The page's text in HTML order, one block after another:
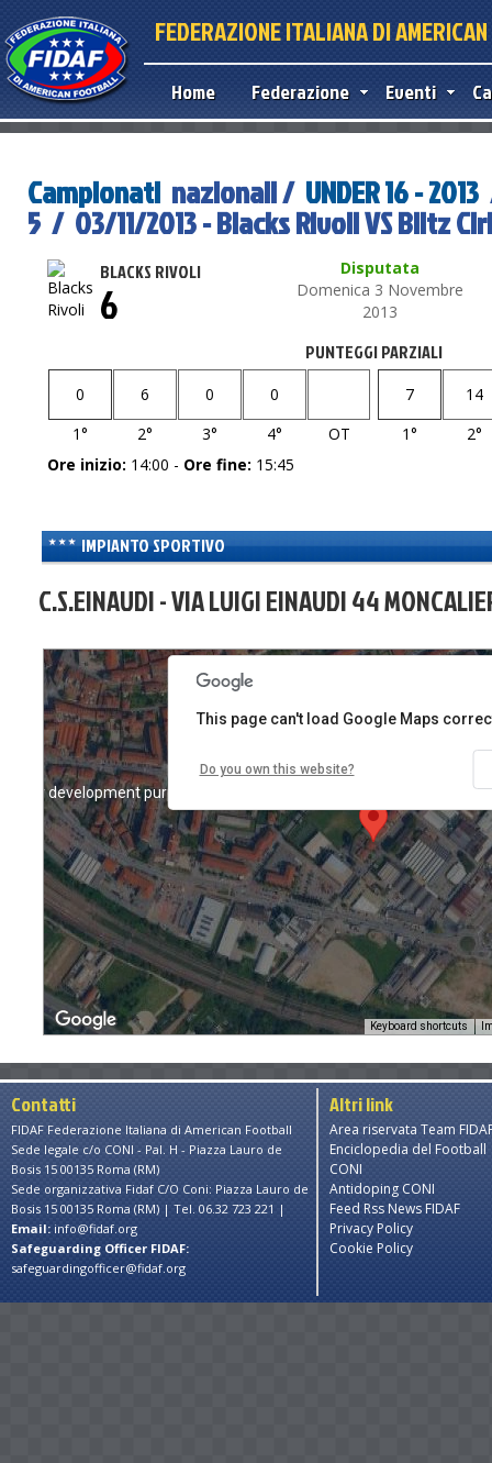
FEDERAZIONE ITALIANA DI
Home Federazione Eventi
Campionati nazionali / UNDER 16 - 2013
5 / 03/11/2013 - Blacks Rivoli VS Blitz
BLACKS RIVOLI
Disputata
Domenica 3 Novembre
2013
6
PUNTEGGI PARZIALI
0 6 0
0
1°
2° 3° 4° OT
7
14
1°
2°
Ore inizio: 14:00 - Ore fine: 15:45
IMPIANTO SPORTIVO
C.S.EINAUDI - VIA LUIGI EINAUDI 44
For development
For development purposes only
Keyboard shortcuts
This page can't load Google Maps
Do you own this website?
Contatti
FIDAF Federazione Italiana di American Football
Sede legale c/o CONI - Pal. H - Piazza Lauro de
Bosis 15 00135 Roma (RM)
Sede organizzativa Fidaf C/O Coni: Piazza Lauro de
Bosis 15 00135 Roma (RM) | Tel. 06.32 723 221 |
Email: info@fidaf.org
Safeguarding Officer FIDAF:
safeguardingofficer@fidaf.org
Altri link
Area riservata Team
Enciclopedia del Football
CONI
Antidoping CONI
Feed Rss News FIDAF
Privacy Policy
Cookie Policy